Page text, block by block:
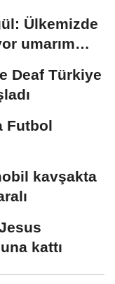
Ülkemizde
umarım
Deaf Türkiye
Futbol
kavşakta
kattı